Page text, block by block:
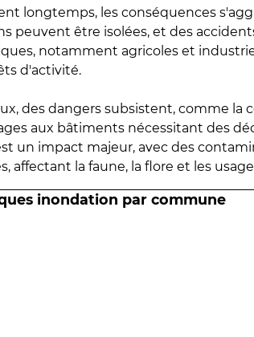
longtemps, les conséquences
peuvent être isolées, et des
notamment agricoles et
d'activité.
des dangers subsistent, comme la
aux bâtiments nécessitant des
un impact majeur, avec des
affectant la faune, la flore et les
inondation par commune